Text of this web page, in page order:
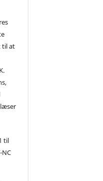
til at
til
NC